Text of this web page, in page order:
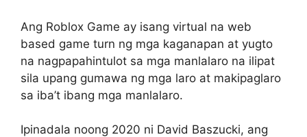
Ang Roblox Game ay isang virtual na web
based game turn ng mga kaganapan at yugto
na nagpapahintulot sa mga manlalaro na ilipat
sila upang gumawa ng mga laro at makipaglaro
sa iba’t ibang mga manlalaro.
Ipinadala noong 2020 ni David Baszucki, ang